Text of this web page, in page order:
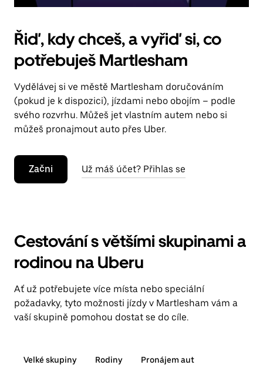
Řiď, kdy chceš, a vyřiď si, co
potřebuješ Martlesham
Vydělávej si ve městě Martlesham doručováním
(pokud je k dispozici), jízdami nebo obojím – podle
svého rozvrhu. Můžeš jet vlastním autem nebo si
můžeš pronajmout auto přes Uber.
Začni Už máš účet? Přihlas se
Cestování s většími skupinami a
rodinou na Uberu
Ať už potřebujete více místa nebo speciální
požadavky, tyto možnosti jízdy v Martlesham vám a
vaší skupině pomohou dostat se do cíle.
Velké skupiny Rodiny Pronájem aut